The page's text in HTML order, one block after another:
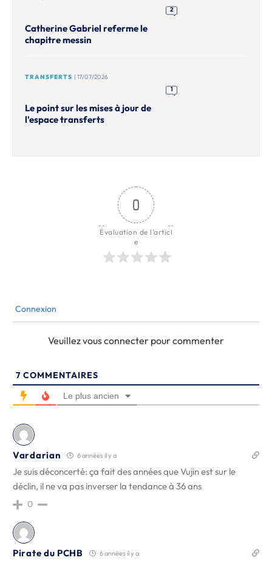
2
Catherine Gabriel referme le
chapitre messin
TRANSFERTS | 17/07/2026
1
Le point sur les mises à jour de
l'espace transferts
0
Évaluation de l'articl
e
Connexion
Veuillez vous connecter pour commenter
7 COMMENTAIRES
Le plus ancien
Vardarian 6 années il y a
Je suis déconcerté: ça fait des années que Vujin est sur le
déclin, il ne va pas inverser la tendance à 36 ans
0
Pirate du PCHB 6 années il y a